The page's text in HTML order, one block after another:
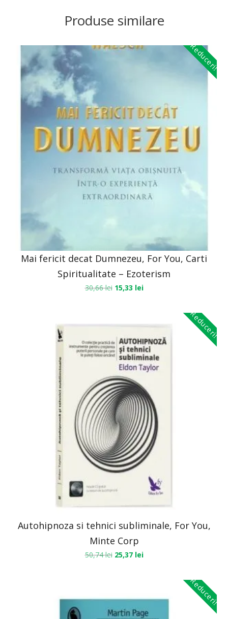
Produse similare
Reduceri!
Mai fericit decat Dumnezeu, For You, Carti
Spiritualitate – Ezoterism
30,66lei 15,33 lei
Reduceri!
Autohipnoza si tehnici subliminale, For You,
Minte Corp
50,74lei 25,37 lei
Reduceri!